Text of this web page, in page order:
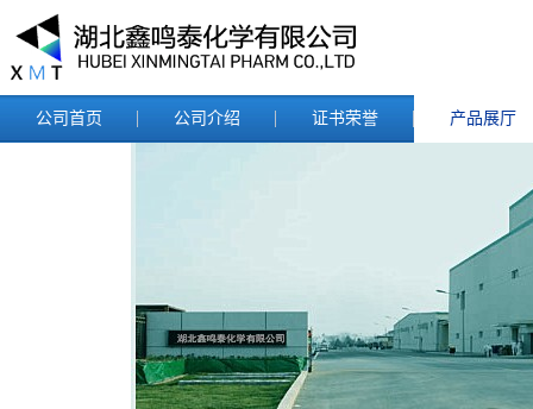
公司首页 公司介绍 证书荣誉 产品展厅